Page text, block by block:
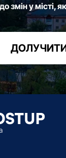
змін у місті,